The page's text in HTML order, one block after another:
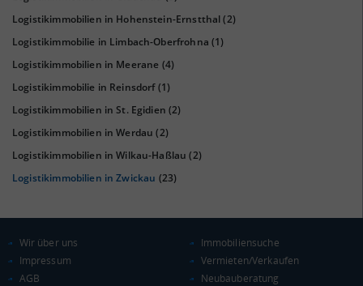
Euro pro Kopf
Kaufkraftindex
Landkreis / Kreisfreie Stadt
Bundesland
Logistikimmobilien in Hohenstein-Ernstthal(2)
Logistikimmobilie in Limbach-Oberfrohna (1)
Logistikimmobilien in Meerane (4)
Logistikimmobilie in Reinsdorf(1)
Logistikimmobilien in St. Egidien (2)
Logistikimmobilien in Werdau (2)
Logistikimmobilien in Wilkau-Haßlau (2)
Logistikimmobilien in Zwickau (23)
Wir über uns
Impressum
AGB
Immobiliensuche
Vermieten/Verkaufen
Neubauberatung